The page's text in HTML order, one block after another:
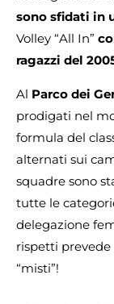
sono sfidati in
Volley “All In”
ragazzi del
Al Parco dei
prodigati nel
formula del
alternati sui
squadre sono
tutte le
delegazione
rispetti prevede
“misti”!